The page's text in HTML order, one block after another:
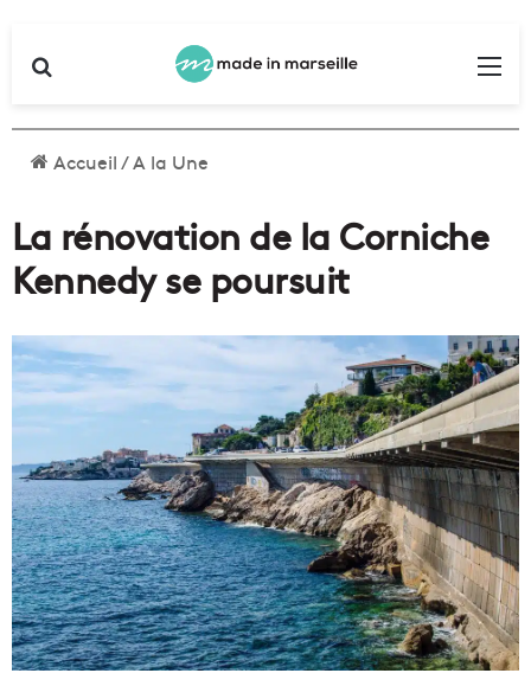
Accueil/A la Une
La rénovation de la Corniche
Kennedy se poursuit